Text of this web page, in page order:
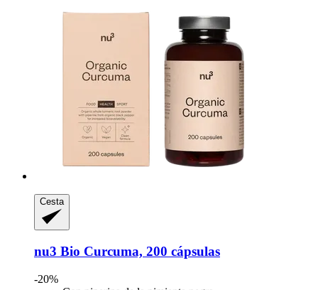
Cesta
nu3 Bio Curcuma, 200 cápsulas
-20%